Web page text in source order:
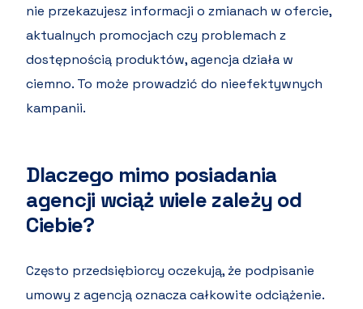
nie przekazujesz informacji o zmianach w ofercie,
aktualnych promocjach czy problemach z
dostępnością produktów, agencja działa w
ciemno. To może prowadzić do nieefektywnych
kampanii.
Dlaczego mimo posiadania
agencji wciąż wiele zależy od
Ciebie?
Często przedsiębiorcy oczekują, że podpisanie
umowy z agencją oznacza całkowite odciążenie.